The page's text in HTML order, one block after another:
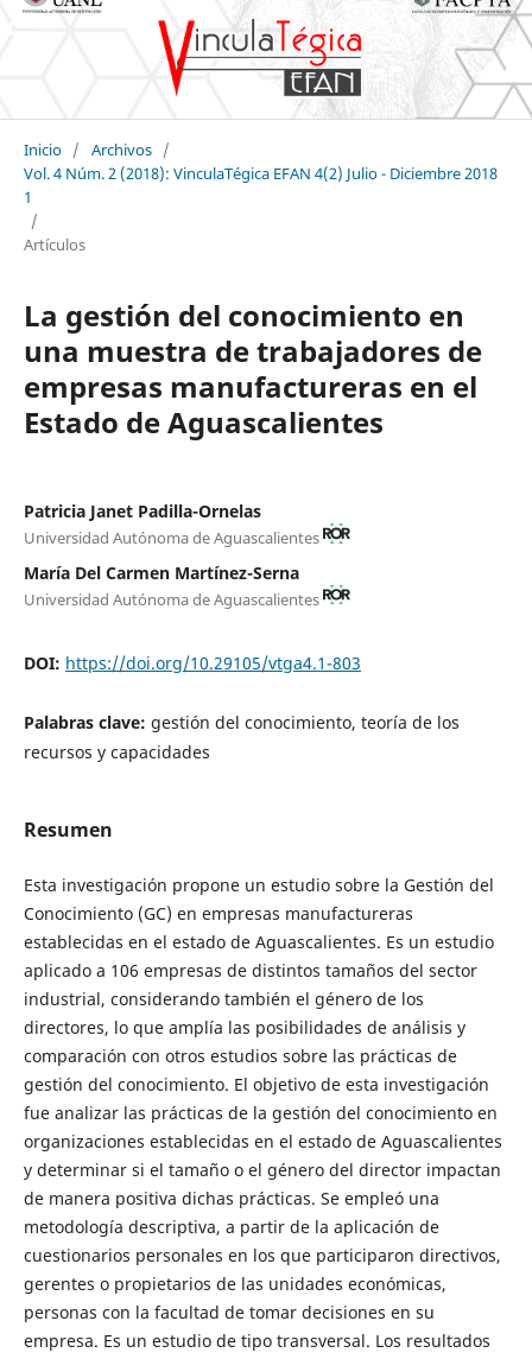
Inicio / Archivos /
Vol. 4 Núm. 2 (2018): VinculaTégica EFAN 4(2) Julio - Diciembre 2018
1
/
Artículos
La gestión del conocimiento en
una muestra de trabajadores de
empresas manufactureras en el
Estado de Aguascalientes
Patricia Janet Padilla-Ornelas
Universidad Autónoma de Aguascalientes
María Del Carmen Martínez-Serna
Universidad Autónoma de Aguascalientes
DOI: https://doi.org/10.29105/vtga4.1-803
Palabras clave: gestión del conocimiento, teoría de los
recursos y capacidades
Resumen
Esta investigación propone un estudio sobre la Gestión del
Conocimiento (GC) en empresas manufactureras
establecidas en el estado de Aguascalientes. Es un estudio
aplicado a 106 empresas de distintos tamaños del sector
industrial, considerando también el género de los
directores, lo que amplía las posibilidades de análisis y
comparación con otros estudios sobre las prácticas de
gestión del conocimiento. El objetivo de esta investigación
fue analizar las prácticas de la gestión del conocimiento en
organizaciones establecidas en el estado de Aguascalientes
y determinar si el tamaño o el género del director impactan
de manera positiva dichas prácticas. Se empleó una
metodología descriptiva, a partir de la aplicación de
cuestionarios personales en los que participaron directivos,
gerentes o propietarios de las unidades económicas,
personas con la facultad de tomar decisiones en su
empresa. Es un estudio de tipo transversal. Los resultados